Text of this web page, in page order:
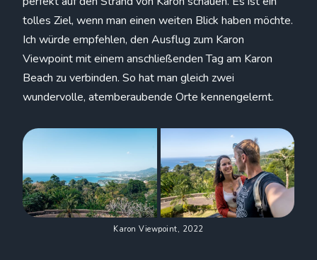
tolles Ziel, wenn man einen weiten Blick haben möchte.
Ich würde empfehlen, den Ausflug zum Karon
Viewpoint mit einem anschließenden Tag am Karon
Beach zu verbinden. So hat man gleich zwei
wundervolle, atemberaubende Orte kennengelernt.
Karon Viewpoint, 2022